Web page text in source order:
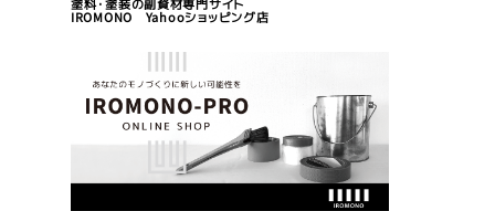
塗料・塗装の副資材専門サイト
IROMONO Yahooショッピング店